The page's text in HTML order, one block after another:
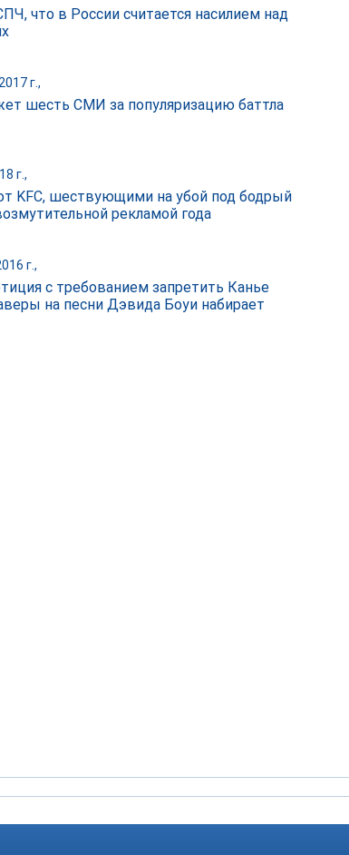
что в России считается насилием над
г.,
шесть СМИ за популяризацию баттла
г.,
KFC, шествующими на убой под бодрый
рекламой года
г.,
с требованием запретить Канье
на песни Дэвида Боуи набирает